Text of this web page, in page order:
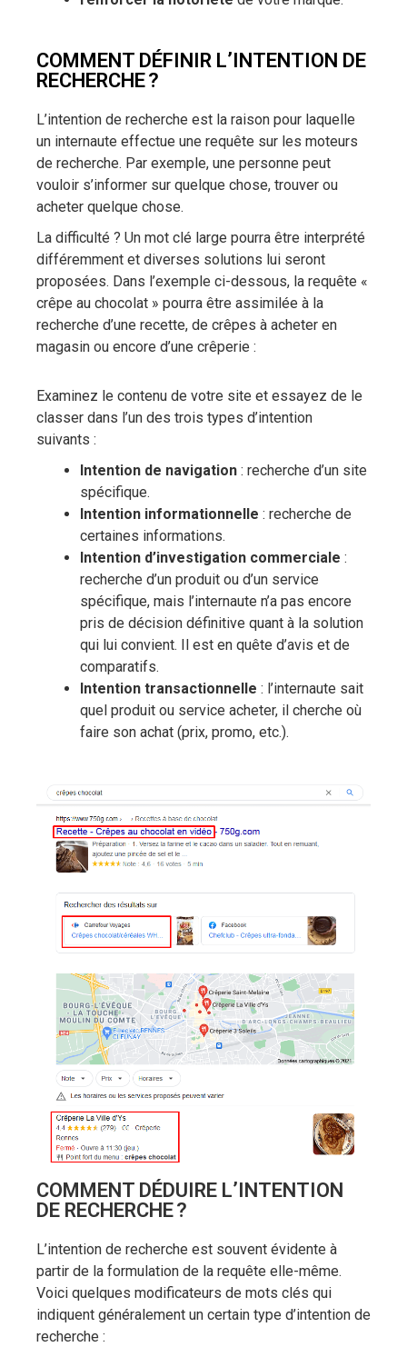
COMMENT DÉFINIR L’INTENTION DE
RECHERCHE ?
L’intention de recherche est la raison pour laquelle
un internaute effectue une requête sur les moteurs
de recherche. Par exemple, une personne peut
vouloir s’informer sur quelque chose, trouver ou
acheter quelque chose.
La difficulté ? Un mot clé large pourra être interprété
différemment et diverses solutions lui seront
proposées. Dans l’exemple ci-dessous, la requête «
crêpe au chocolat » pourra être assimilée à la
recherche d’une recette, de crêpes à acheter en
magasin ou encore d’une crêperie :
Examinez le contenu de votre site et essayez de le
classer dans l’un des trois types d’intention
suivants :
Intention de navigation : recherche d’un site
spécifique.
Intention informationnelle : recherche de
certaines informations.
Intention d’investigation commerciale :
recherche d’un produit ou d’un service
spécifique, mais l’internaute n’a pas encore
pris de décision définitive quant à la solution
qui lui convient. Il est en quête d’avis et de
comparatifs.
Intention transactionnelle : l’internaute sait
quel produit ou service acheter, il cherche où
faire son achat (prix, promo, etc.).
COMMENT DÉDUIRE L’INTENTION
DE RECHERCHE ?
L’intention de recherche est souvent évidente à
partir de la formulation de la requête elle-même.
Voici quelques modificateurs de mots clés qui
indiquent généralement un certain type d’intention de
recherche :